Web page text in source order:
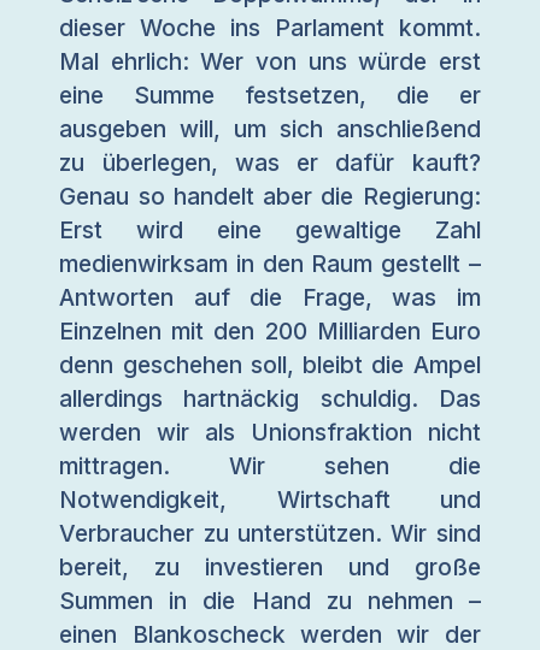
dieser Woche ins Parlament kommt.
Mal ehrlich: Wer von uns würde erst
eine Summe festsetzen, die er
ausgeben will, um sich anschließend
zu überlegen, was er dafür kauft?
Genau so handelt aber die Regierung:
Erst wird eine gewaltige Zahl
medienwirksam in den Raum gestellt –
Antworten auf die Frage, was im
Einzelnen mit den 200 Milliarden Euro
denn geschehen soll, bleibt die Ampel
allerdings hartnäckig schuldig. Das
werden wir als Unionsfraktion nicht
mittragen. Wir sehen die
Notwendigkeit, Wirtschaft und
Verbraucher zu unterstützen. Wir sind
bereit, zu investieren und große
Summen in die Hand zu nehmen –
einen Blankoscheck werden wir der